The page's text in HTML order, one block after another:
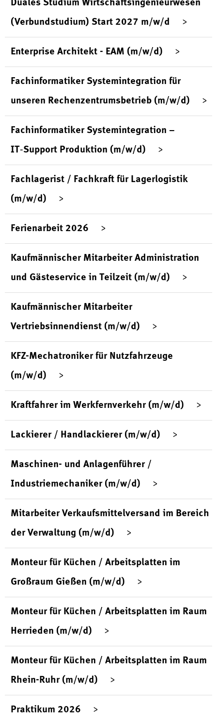
Duales Studium Wirtschaftsingenieurwesen
(Verbundstudium) Start 2027 m/w/d
Enterprise Architekt - EAM (m/w/d)
Fachinformatiker Systemintegration für
unseren Rechenzentrumsbetrieb (m/w/d)
Fachinformatiker Systemintegration –
IT‑Support Produktion (m/w/d)
Fachlagerist / Fachkraft für Lagerlogistik
(m/w/d)
Ferienarbeit 2026
Kaufmännischer Mitarbeiter Administration
und Gästeservice in Teilzeit (m/w/d)
Kaufmännischer Mitarbeiter
Vertriebsinnendienst (m/w/d)
KFZ-Mechatroniker für Nutzfahrzeuge
(m/w/d)
Kraftfahrer im Werkfernverkehr (m/w/d)
Lackierer / Handlackierer (m/w/d)
Maschinen- und Anlagenführer /
Industriemechaniker (m/w/d)
Mitarbeiter Verkaufsmittelversand im Bereich
der Verwaltung (m/w/d)
Monteur für Küchen / Arbeitsplatten im
Großraum Gießen (m/w/d)
Monteur für Küchen / Arbeitsplatten im Raum
Herrieden (m/w/d)
Monteur für Küchen / Arbeitsplatten im Raum
Rhein-Ruhr (m/w/d)
Praktikum 2026